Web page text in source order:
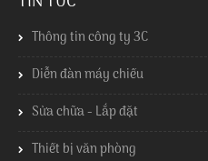
Thông tin công ty 3C
Diễn đàn máy chiếu
Sửa chữa - Lắp đặt
Thiết bị văn phòng